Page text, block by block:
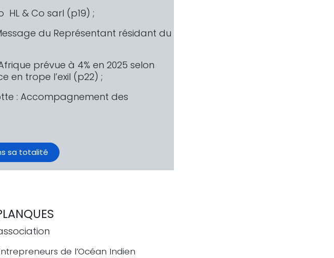
HL & Co sarl (p19) ;
du Représentant résidant du
prévue à 4% en 2025 selon
en trope l’exil (p22) ;
: Accompagnement des
sa totalité
de l’Océan Indien